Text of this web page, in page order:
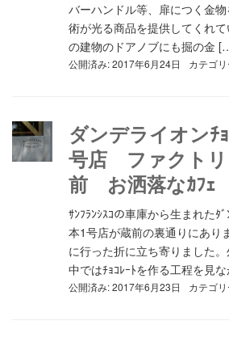
バーハンドル等、扉につく金
術が光る商品を提供してくれ
の建物のドアノブにも掘の金
公開済み: 2017年6月24日 カテゴ
ダンデライオンﾁ
号店 ファクトリ
前 お洒落なｶﾌｪ
ｻﾝﾌﾗﾝｼｽｺの車庫から生まれたﾀ
本1号店が蔵前の裏通りにあり
に行った折に立ち寄りました。
中ではﾁｮｺﾚｰﾄを作る工程を見
公開済み: 2017年6月23日 カテゴ